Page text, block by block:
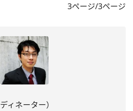
3ページ/3ページ
ィネーター）